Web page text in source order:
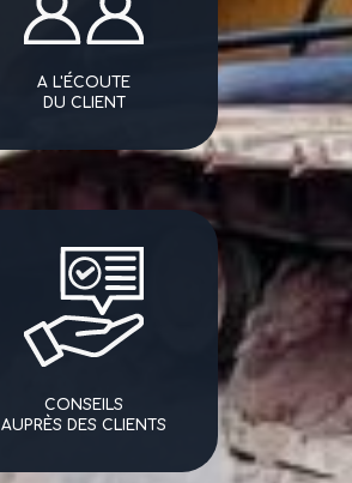
A L'ÉCOUTE
DU CLIENT
CONSEILS
AUPRÈS DES CLIENTS